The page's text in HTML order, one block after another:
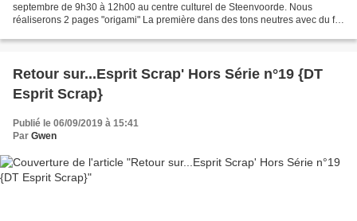
septembre de 9h30 à 12h00 au centre culturel de Steenvoorde. Nous
réaliserons 2 pages "origami" La première dans des tons neutres avec du fil
Retour sur...Esprit Scrap' Hors Série n°19 {DT
Esprit Scrap}
Publié le 06/09/2019 à 15:41
Par Gwen